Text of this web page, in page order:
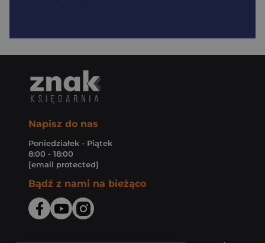
Napisz do nas
Poniedziałek - Piątek
8:00 - 18:00
[email protected]
Bądź z nami na bieżąco